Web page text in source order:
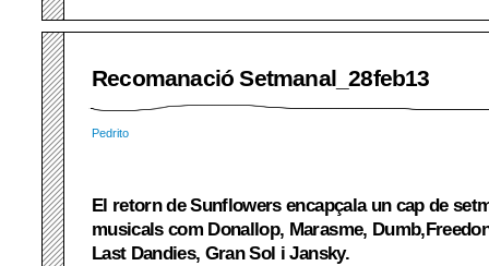
Recomanació Setmanal_28feb13
Pedrito
El retorn de Sunflowers encapçala un cap de
musicals com Donallop, Marasme,
Last Dandies, Gran Sol i Jansky.